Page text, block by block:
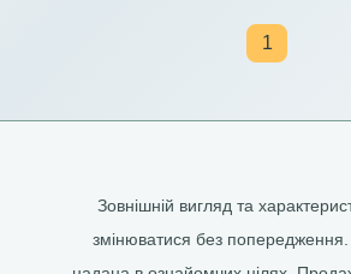
1
Зовнішній вигляд та
змінюватися без